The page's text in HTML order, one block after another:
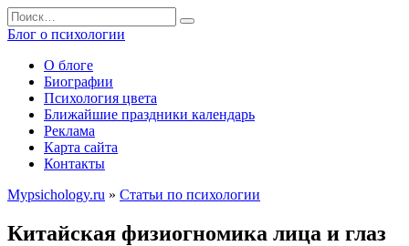
Перейти
к
Search
for:
Блог о психологии
О блоге
Биографии
Психология цвета
Ближайшие праздники календарь
Реклама
Карта сайта
Контакты
Mypsichology.ru » Статьи по психологии
Китайская физиогномика лица и глаз